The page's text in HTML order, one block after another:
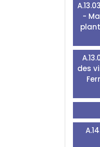
-
des